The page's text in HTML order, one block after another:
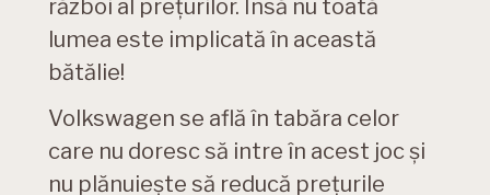
război al prețurilor. Însă nu toată
lumea este implicată în această
bătălie!
Volkswagen se află în tabăra celor
care nu doresc să intre în acest joc și
nu plănuiește să reducă prețurile